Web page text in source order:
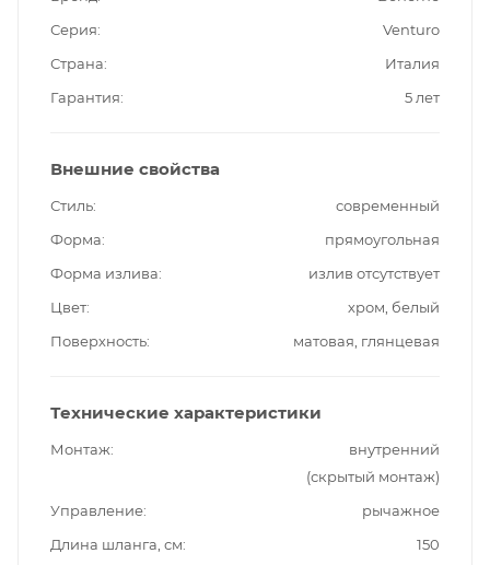
Серия
Venturo
Страна
Италия
Гарантия
5 лет
Внешние свойства
Стиль
современный
Форма
прямоугольная
Форма излива
излив отсутствует
Цвет
хром, белый
Поверхность
матовая, глянцевая
Технические характеристики
Монтаж
внутренний
(скрытый монтаж)
Управление
рычажное
Длина шланга, см
150